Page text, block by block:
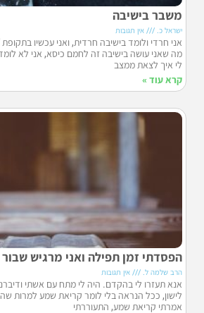
משבר בישיבה
ישראל כ. אין תגובות
אני חרדי ולומד בישיבה חרדית, ואני עכשיו
מה שאני עושה בישיבה זה לחמם כיסא, אני לא
לי איך לצאת ממצב
קרא עוד »
הפסדתי זמן תפילה ואני מרגיש שבור
הרב שלמה ל. אין תגובות
אנא תעזרו לי בהקדם. היה לי מתח עם אשתי
לישון, ככל הנראה בלי לומר קריאת שמע למרות
אמרתי קריאת שמע, התעוררתי